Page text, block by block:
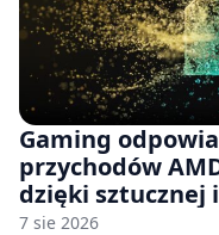
Gaming
przychodów
dzięki sztucznej
7 sie 2026